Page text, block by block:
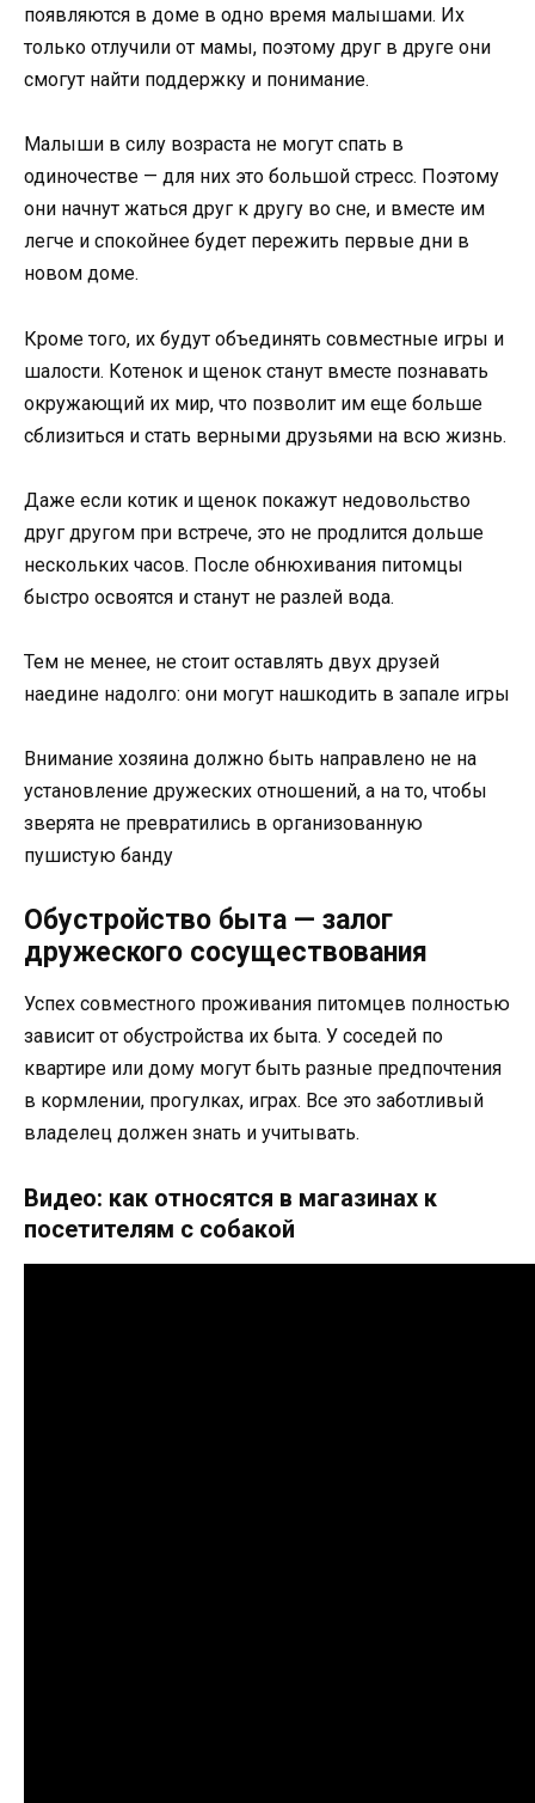
появляются в доме в одно время малышами. Их
только отлучили от мамы, поэтому друг в друге они
смогут найти поддержку и понимание.
Малыши в силу возраста не могут спать в
одиночестве — для них это большой стресс. Поэтому
они начнут жаться друг к другу во сне, и вместе им
легче и спокойнее будет пережить первые дни в
новом доме.
Кроме того, их будут объединять совместные игры и
шалости. Котенок и щенок станут вместе познавать
окружающий их мир, что позволит им еще больше
сблизиться и стать верными друзьями на всю жизнь.
Даже если котик и щенок покажут недовольство
друг другом при встрече, это не продлится дольше
нескольких часов. После обнюхивания питомцы
быстро освоятся и станут не разлей вода.
Тем не менее, не стоит оставлять двух друзей
наедине надолго: они могут нашкодить в запале игры
Внимание хозяина должно быть направлено не на
установление дружеских отношений, а на то, чтобы
зверята не превратились в организованную
пушистую банду
Обустройство быта — залог
дружеского сосуществования
Успех совместного проживания питомцев полностью
зависит от обустройства их быта. У соседей по
квартире или дому могут быть разные предпочтения
в кормлении, прогулках, играх. Все это заботливый
владелец должен знать и учитывать.
Видео: как относятся в магазинах к
посетителям с собакой